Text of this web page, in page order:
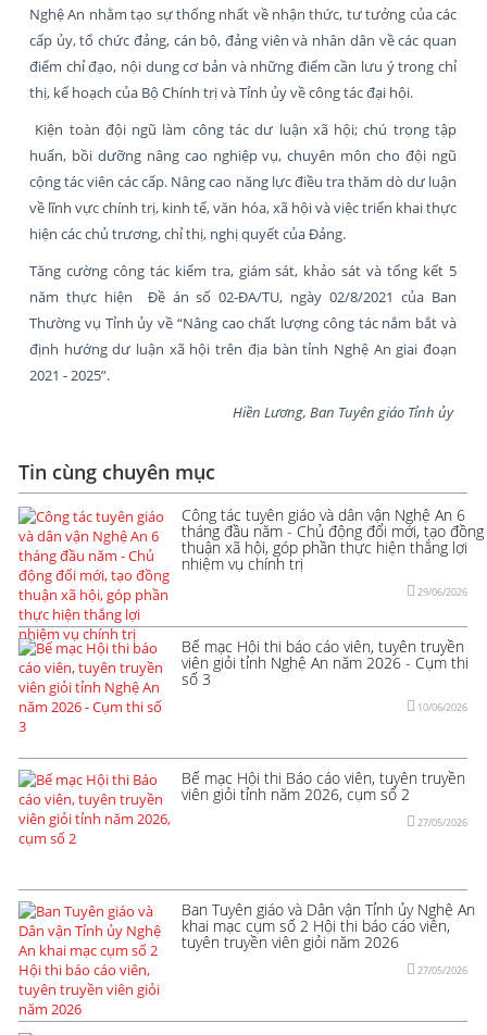
Nghệ An nhằm tạo sự thống nhất về nhận thức, tư tưởng của các
cấp ủy, tổ chức đảng, cán bộ, đảng viên và nhân dân về các quan
điểm chỉ đạo, nội dung cơ bản và những điểm cần lưu ý trong chỉ
thị, kế hoạch của Bộ Chính trị và Tỉnh ủy về công tác đại hội.
Kiện toàn đội ngũ làm công tác dư luận xã hội; chú trọng tập
huấn, bồi dưỡng nâng cao nghiệp vụ, chuyên môn cho đội ngũ
cộng tác viên các cấp. Nâng cao năng lực điều tra thăm dò dư luận
về lĩnh vực chính trị, kinh tế, văn hóa, xã hội và việc triển khai thực
hiện các chủ trương, chỉ thị, nghị quyết của Đảng.
Tăng cường công tác kiểm tra, giám sát, khảo sát và tổng kết 5
năm thực hiện Đề án số 02-ĐA/TU, ngày 02/8/2021 của Ban
Thường vụ Tỉnh ủy về “Nâng cao chất lượng công tác nắm bắt và
định hướng dư luận xã hội trên địa bàn tỉnh Nghệ An giai đoạn
2021 - 2025”.
Hiền Lương, Ban Tuyên giáo Tỉnh ủy
Tin cùng chuyên mục
Công tác tuyên giáo và dân vận Nghệ An 6
tháng đầu năm - Chủ động đổi mới, tạo đồng
thuận xã hội, góp phần thực hiện thắng lợi
nhiệm vụ chính trị
29/06/2026
Bế mạc Hội thi báo cáo viên, tuyên truyền
viên giỏi tỉnh Nghệ An năm 2026 - Cụm thi
số 3
10/06/2026
Bế mạc Hội thi Báo cáo viên, tuyên truyền
viên giỏi tỉnh năm 2026, cụm số 2
27/05/2026
Ban Tuyên giáo và Dân vận Tỉnh ủy Nghệ An
khai mạc cụm số 2 Hội thi báo cáo viên,
tuyên truyền viên giỏi năm 2026
27/05/2026